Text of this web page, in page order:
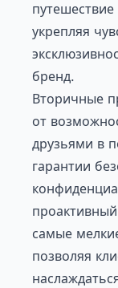
укрепляя
бренд.
Вторичные
от
друзьями в
гарантии
самые
позволяя